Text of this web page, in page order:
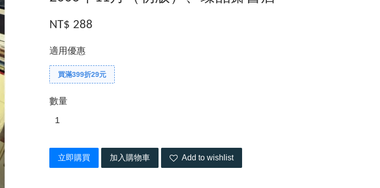
NT$ 288
適用優惠
買滿399折29元
數量
立即購買 加入購物車 Add to wishlist